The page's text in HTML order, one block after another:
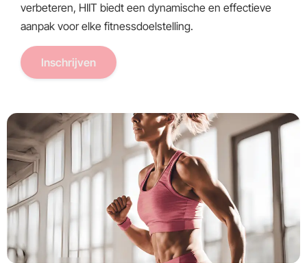
verbeteren, HIIT biedt een dynamische en effectieve
aanpak voor elke fitnessdoelstelling.
Inschrijven